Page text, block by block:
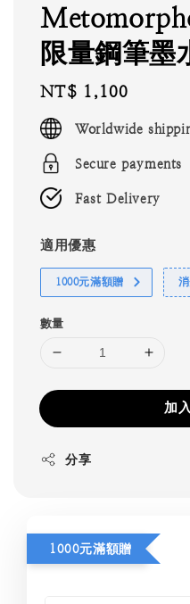
限量鋼筆墨
Regular
price
NT$ 1,100
Worldwide
Secure payments
Fast Delivery
適用優惠
1000元滿額贈
數量
加
分享
1000元滿額贈